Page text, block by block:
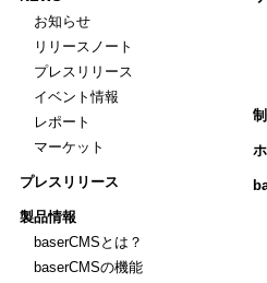
お知らせ
リリースノート
プレスリリース
イベント情報
レポート
マーケット
プレスリリース
製品情報
baserCMSとは？
baserCMSの機能